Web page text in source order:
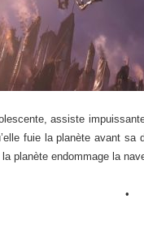
assiste
fuie la planète avant
planète endommage la
•